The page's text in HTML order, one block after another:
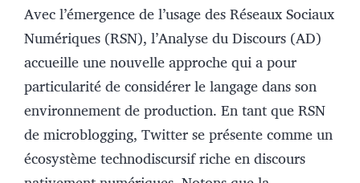
Avec l’émergence de l’usage des Réseaux Sociaux
Numériques (RSN), l’Analyse du Discours (AD)
accueille une nouvelle approche qui a pour
particularité de considérer le langage dans son
environnement de production. En tant que RSN
de microblogging, Twitter se présente comme un
écosystème technodiscursif riche en discours